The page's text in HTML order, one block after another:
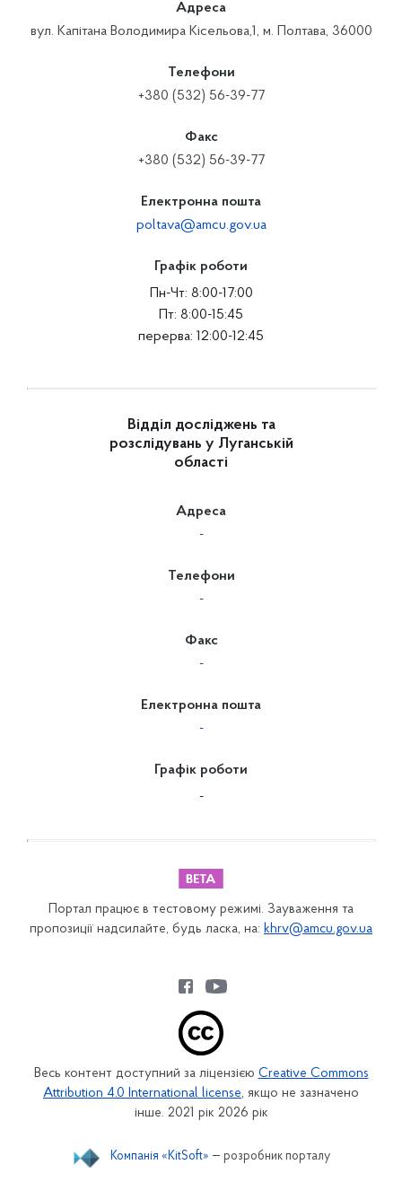
Адреса
вул. Капітана Володимира Кісельова,1, м. Полтава, 36000
Телефони
+380 (532) 56-39-77
Факс
+380 (532) 56-39-77
Електронна пошта
poltava@amcu.gov.ua
Графік роботи
Пн-Чт: 8:00-17:00
Пт: 8:00-15:45
перерва: 12:00-12:45
Відділ досліджень та
розслідувань у Луганській
області
Адреса
-
Телефони
-
Факс
-
Електронна пошта
-
Графік роботи
-
Портал працює в тестовому режимі. Зауваження та
пропозиції надсилайте, будь ласка, на: khrv@amcu.gov.ua
Весь контент доступний за ліцензією Creative Commons
Attribution 4.0 International license, якщо не зазначено
інше. 2021 рік 2026 рік
Компанія «KitSoft» — розробник порталу